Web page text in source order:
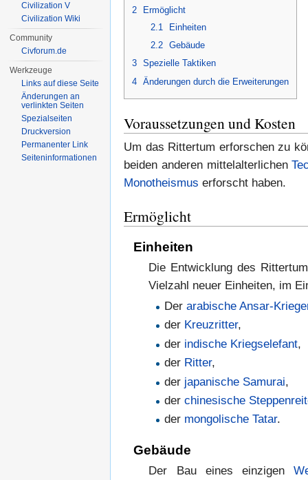
2
Ermöglicht
2.1
Einheiten
2.2
Gebäude
3 Spezielle Taktiken
4 Änderungen durch die Erweiterungen
Voraussetzungen und Kosten
Um das Rittertum erforschen zu
beiden anderen mittelalterlichen
Monotheismus erforscht haben.
Ermöglicht
Einheiten
Die Entwicklung des
Vielzahl neuer Einheiten, im
Der arabische Ansar-
der Kreuzritter,
der indische Kriegselefant,
der Ritter,
der japanische Samurai,
der chinesische
der mongolische Tatar.
Gebäude
Der Bau eines einzigen
Civilization V
Civilization Wiki
Community
Civforum.de
Werkzeuge
Links auf diese Seite
Änderungen an
verlinkten Seiten
Spezialseiten
Druckversion
Permanenter Link
Seiten­informationen